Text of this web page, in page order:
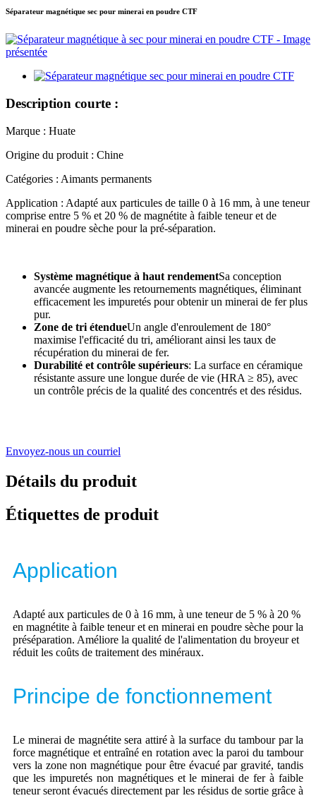
Séparateur magnétique sec pour minerai en poudre CTF
Description courte :
Marque : Huate
Origine du produit : Chine
Catégories : Aimants permanents
Application : Adapté aux particules de taille 0 à 16 mm, à une teneur
comprise entre 5 % et 20 % de magnétite à faible teneur et de
minerai en poudre sèche pour la pré-séparation.
Système magnétique à haut rendementSa conception
avancée augmente les retournements magnétiques, éliminant
efficacement les impuretés pour obtenir un minerai de fer plus
pur.
Zone de tri étendueUn angle d'enroulement de 180°
maximise l'efficacité du tri, améliorant ainsi les taux de
récupération du minerai de fer.
Durabilité et contrôle supérieurs: La surface en céramique
résistante assure une longue durée de vie (HRA ≥ 85), avec
un contrôle précis de la qualité des concentrés et des résidus.
Envoyez-nous un courriel
Détails du produit
Étiquettes de produit
Application
Adapté aux particules de 0 à 16 mm, à une teneur de 5 % à 20 %
en magnétite à faible teneur et en minerai en poudre sèche pour la
préséparation. Améliore la qualité de l'alimentation du broyeur et
réduit les coûts de traitement des minéraux.
Principe de fonctionnement
Le minerai de magnétite sera attiré à la surface du tambour par la
force magnétique et entraîné en rotation avec la paroi du tambour
vers la zone non magnétique pour être évacué par gravité, tandis
que les impuretés non magnétiques et le minerai de fer à faible
teneur seront évacués directement par les résidus de sortie grâce à